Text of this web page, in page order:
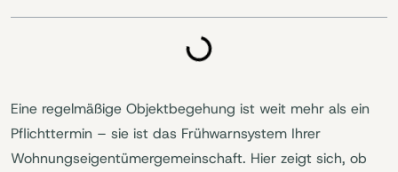
Eine regelmäßige Objektbegehung ist weit mehr als ein
Pflichttermin – sie ist das Frühwarnsystem Ihrer
Wohnungseigentümergemeinschaft. Hier zeigt sich, ob